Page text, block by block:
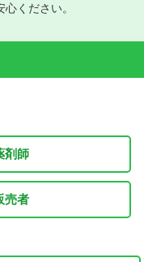
ください。
剤師
売者